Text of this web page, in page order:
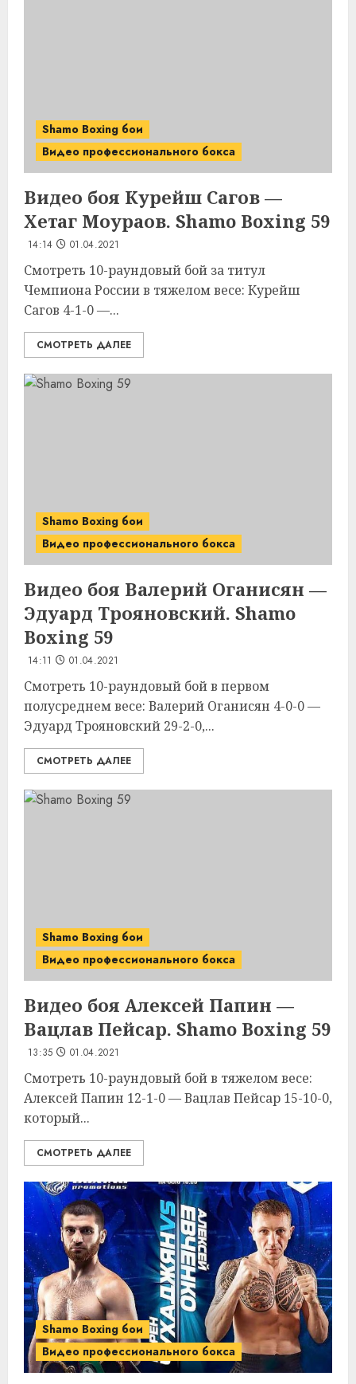
Shamo Boxing бои
Видео профессионального бокса
Видео боя Курейш Сагов —
Хетаг Моураов. Shamo Boxing 59
14:14 01.04.2021
Смотреть 10-раундовый бой за титул
Чемпиона России в тяжелом весе: Курейш
Сагов 4-1-0 —...
СМОТРЕТЬ ДАЛЕЕ
Shamo Boxing бои
Видео профессионального бокса
Видео боя Валерий Оганисян —
Эдуард Трояновский. Shamo
Boxing 59
14:11 01.04.2021
Смотреть 10-раундовый бой в первом
полусреднем весе: Валерий Оганисян 4-0-0 —
Эдуард Трояновский 29-2-0,...
СМОТРЕТЬ ДАЛЕЕ
Shamo Boxing бои
Видео профессионального бокса
Видео боя Алексей Папин —
Вацлав Пейсар. Shamo Boxing 59
13:35 01.04.2021
Смотреть 10-раундовый бой в тяжелом весе:
Алексей Папин 12-1-0 — Вацлав Пейсар 15-10-0,
который...
СМОТРЕТЬ ДАЛЕЕ
Shamo Boxing бои
Видео профессионального бокса